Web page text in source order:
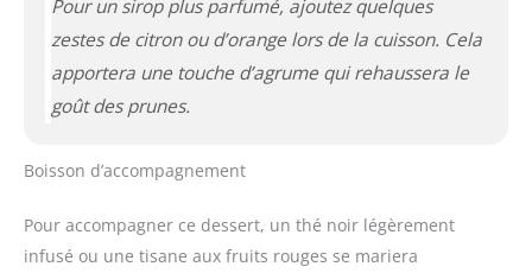
Pour un sirop plus parfumé, ajoutez quelques
zestes de citron ou d’orange lors de la cuisson. Cela
apportera une touche d’agrume qui rehaussera le
goût des prunes.
Boisson d’accompagnement
Pour accompagner ce dessert, un thé noir légèrement
infusé ou une tisane aux fruits rouges se mariera